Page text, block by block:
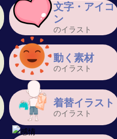
文字・アイコ
ン
のイラスト
動く素材
のイラスト
着替イラスト
のイラスト